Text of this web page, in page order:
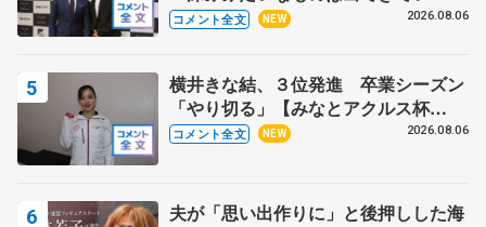
る？」 〝兄さん〟と慕うレジェンド
コメント全文 NEW 2026.08.06
横井きな結、３位発進 卒業シーズン
「やり切る」【みなとアクルス杯
SP】
コメント全文 NEW 2026.08.06
夫が「思い出作りに」と後押しした海